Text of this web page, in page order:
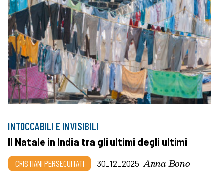
INTOCCABILI E INVISIBILI
Il Natale in India tra gli ultimi degli ultimi
CRISTIANI PERSEGUITATI 30_12_2025 Anna Bono